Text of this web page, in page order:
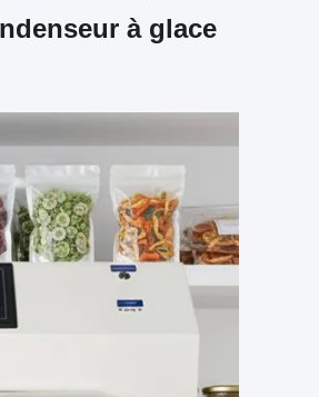
à glace